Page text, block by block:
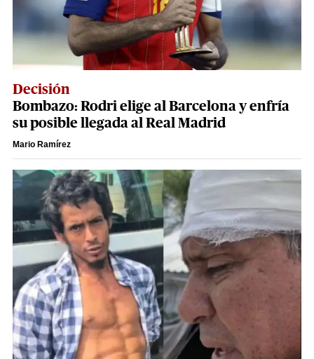
Decisión
Bombazo: Rodri elige al Barcelona y enfría
su posible llegada al Real Madrid
Mario Ramírez